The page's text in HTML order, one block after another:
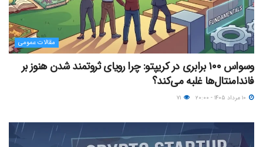
مقالات عمومی
وسواس ۱۰۰ برابری در کریپتو: چرا رویای ثروتمند شدن هنوز بر
فاندامنتال‌ها غلبه می‌کند؟